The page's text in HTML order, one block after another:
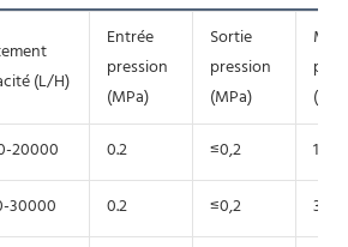
(L/H)
Entrée
pression
(MPa)
Sortie
pression
(MPa)
(kW)
20000 0.2 ≤0,2 15
30000 0.2 ≤0,2 30